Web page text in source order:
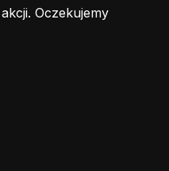
Oczekujemy